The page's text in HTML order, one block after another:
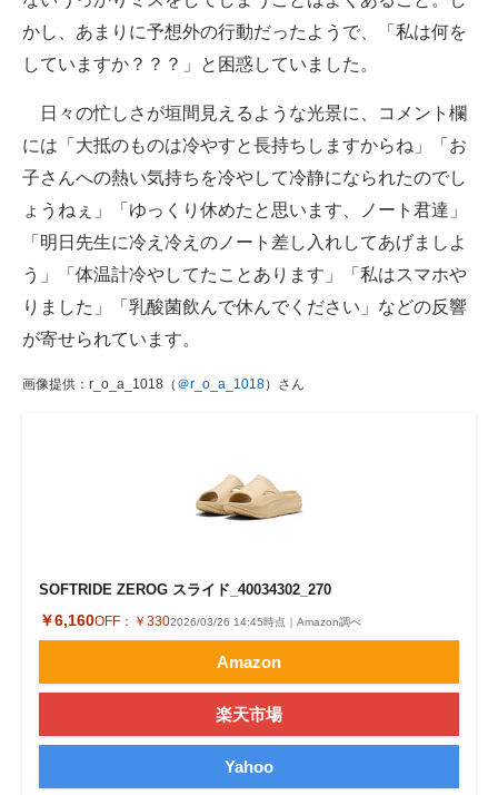
かし、あまりに予想外の行動だったようで、「私は何を
していますか？？？」と困惑していました。
日々の忙しさが垣間見えるような光景に、コメント欄
には「大抵のものは冷やすと長持ちしますからね」「お
子さんへの熱い気持ちを冷やして冷静になられたのでし
ょうねぇ」「ゆっくり休めたと思います、ノート君達」
「明日先生に冷え冷えのノート差し入れしてあげましよ
う」「体温計冷やしてたことあります」「私はスマホや
りました」「乳酸菌飲んで休んでください」などの反響
が寄せられています。
画像提供：r_o_a_1018（ ＠r_o_a_1018）さん
SOFTRIDE ZEROG スライド_40034302_270
￥6,160OFF： ￥3302026/03/26 14:45時点｜Amazon調べ
Amazon
楽天市場
Yahoo